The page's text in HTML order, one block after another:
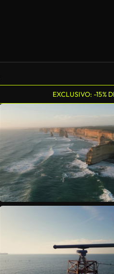
EXCLUSIVO: -15%